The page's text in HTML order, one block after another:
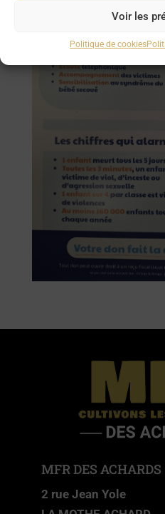
Voir les
Politique de cookies
MFR DES ACHARDS
2 rue Jean Yole